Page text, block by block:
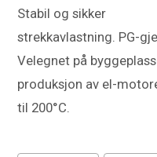
Stabil og sikker
strekkavlastning. PG-
Velegnet på
produksjon av el-
til 200°C.